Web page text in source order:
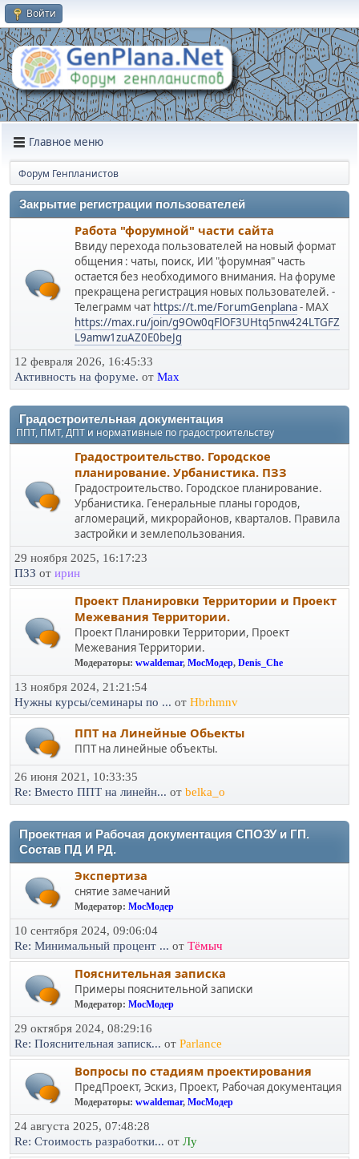
Войти
Главное меню
Форум Генпланистов
Закрытие регистрации пользователей
Работа "форумной" части сайта
Ввиду перехода пользователей на новый формат
общения : чаты, поиск, ИИ "форумная" часть
остается без необходимого внимания. На форуме
прекращена регистрация новых пользователей. -
Телеграмм чат https://t.me/ForumGenplana- МАХ
https://max.ru/join/g9Ow0qFlOF3UHtq5nw424LTGFZ
L9amw1zuAZ0E0beJg
12 февраля 2026, 16:45:33
Активность на форуме. от Max
Градостроительная документация
ППТ, ПМТ, ДПТ и нормативные по градостроительству
Градостроительство. Городское
планирование. Урбанистика. ПЗЗ
Градостроительство. Городское планирование.
Урбанистика. Генеральные планы городов,
агломераций, микрорайонов, кварталов. Правила
застройки и землепользования.
29 ноября 2025, 16:17:23
ПЗЗ от ирин
Проект Планировки Территории и Проект
Межевания Территории.
Проект Планировки Территории, Проект
Межевания Территории.
Модераторы: wwaldemar, МосМодер, Denis_Che
13 ноября 2024, 21:21:54
Нужны курсы/семинары по ... от Hbrhmnv
ППТ на Линейные Обьекты
ППТ на линейные объекты.
26 июня 2021, 10:33:35
Re: Вместо ППТ на линейн... от belka_o
Проектная и Рабочая документация СПОЗУ и ГП.
Состав ПД И РД.
Экспертиза
снятие замечаний
Модератор: МосМодер
10 сентября 2024, 09:06:04
Re: Минимальный процент ... от Тёмыч
Пояснительная записка
Примеры пояснительной записки
Модератор: МосМодер
29 октября 2024, 08:29:16
Re: Пояснительная записк... от Parlance
Вопросы по стадиям проектирования
ПредПроект, Эскиз, Проект, Рабочая документация
Модераторы: wwaldemar, МосМодер
24 августа 2025, 07:48:28
Re: Стоимость разработки... от Лу